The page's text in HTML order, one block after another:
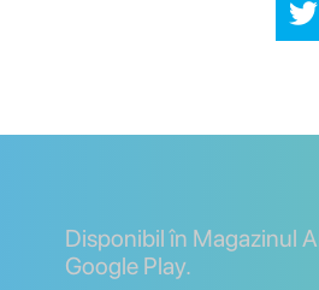
Disponibil în Magazinul
Google Play.